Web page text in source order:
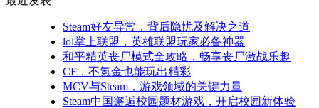
Steam好友异常，背后隐忧及解决之道
lol掌上联盟，英雄联盟玩家必备神器
和平精英丧尸模式全攻略，畅享丧尸激战乐趣
CF，不氪金也能玩出精彩
MCV与Steam，游戏领域的关键力量
Steam中国邂逅校园题材游戏，开启校园新体验